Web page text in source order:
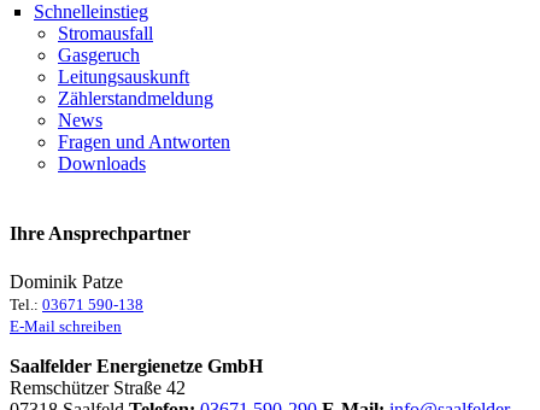
Schnelleinstieg
Stromausfall
Gasgeruch
Leitungsauskunft
Zählerstandmeldung
News
Fragen und Antworten
Downloads
Ihre Ansprechpartner
Dominik Patze
Tel.: 03671 590-138
E-Mail schreiben
Saalfelder Energienetze GmbH
Remschützer Straße 42